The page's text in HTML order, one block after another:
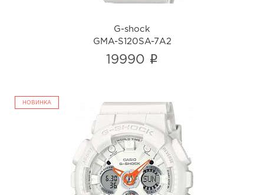
G-shock
GMA-S120SA-7A2
19990 i
НОВИНКА
G-shock
GMA-S120SA-7A1